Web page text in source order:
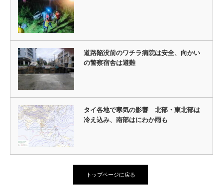
道路陥没前のワチラ病院は安全、向かい
の警察宿舎は避難
タイ各地で寒気の影響 北部・東北部は
冷え込み、南部はにわか雨も
トップページに戻る